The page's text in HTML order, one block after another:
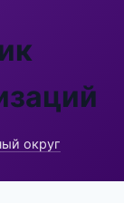
округ